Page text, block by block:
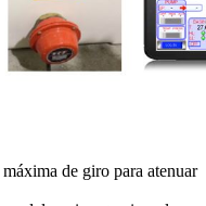
de giro para atenuar